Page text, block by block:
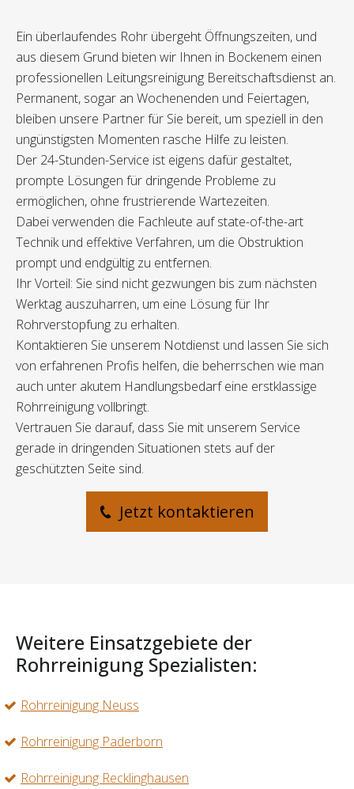
Ein überlaufendes Rohr übergeht Öffnungszeiten, und
aus diesem Grund bieten wir Ihnen in Bockenem einen
professionellen Leitungsreinigung Bereitschaftsdienst an.
Permanent, sogar an Wochenenden und Feiertagen,
bleiben unsere Partner für Sie bereit, um speziell in den
ungünstigsten Momenten rasche Hilfe zu leisten.
Der 24-Stunden-Service ist eigens dafür gestaltet,
prompte Lösungen für dringende Probleme zu
ermöglichen, ohne frustrierende Wartezeiten.
Dabei verwenden die Fachleute auf state-of-the-art
Technik und effektive Verfahren, um die Obstruktion
prompt und endgültig zu entfernen.
Ihr Vorteil: Sie sind nicht gezwungen bis zum nächsten
Werktag auszuharren, um eine Lösung für Ihr
Rohrverstopfung zu erhalten.
Kontaktieren Sie unserem Notdienst und lassen Sie sich
von erfahrenen Profis helfen, die beherrschen wie man
auch unter akutem Handlungsbedarf eine erstklassige
Rohrreinigung vollbringt.
Vertrauen Sie darauf, dass Sie mit unserem Service
gerade in dringenden Situationen stets auf der
geschützten Seite sind.
Jetzt kontaktieren
Weitere Einsatzgebiete der
Rohrreinigung Spezialisten:
Rohrreinigung Neuss
Rohrreinigung Paderborn
Rohrreinigung Recklinghausen